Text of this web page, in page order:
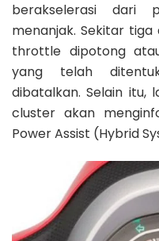
berakselerasi dari
menanjak. Sekitar
throttle dipotong
yang telah
dibatalkan. Selain itu,
cluster akan
Power Assist (Hybrid